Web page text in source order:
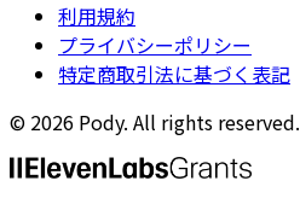
利用規約
プライバシーポリシー
特定商取引法に基づく表記
© 2026 Pody. All rights reserved.